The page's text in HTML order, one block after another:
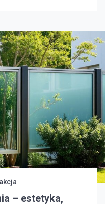
przyjrzymy […]
– estetyka,